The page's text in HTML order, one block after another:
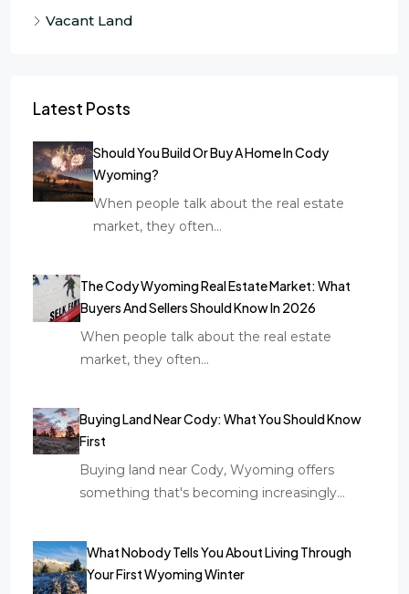
Vacant Land
Latest Posts
Should You Build Or Buy A Home In Cody
Wyoming?
When people talk about the real estate
market, they often…
The Cody Wyoming Real Estate Market: What
Buyers And Sellers Should Know In 2026
When people talk about the real estate
market, they often…
Buying Land Near Cody: What You Should Know
First
Buying land near Cody, Wyoming offers
something that's becoming increasingly…
What Nobody Tells You About Living Through
Your First Wyoming Winter